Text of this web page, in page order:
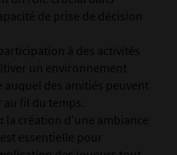
de prise de décision
à des activités
un environnement
des amitiés peuvent
fil du temps.
la création d’une ambiance
essentielle pour